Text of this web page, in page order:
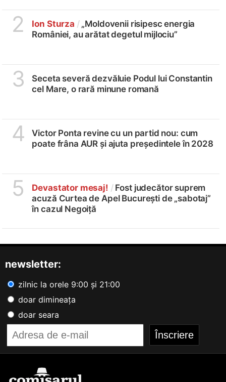
2 Ion Sturza /„Moldovenii risipesc energia
României, au arătat degetul mijlociu”
3
Seceta severă dezvăluie Podul lui Constantin
cel Mare, o rară minune romană
4
Victor Ponta revine cu un partid nou: cum
poate frâna AUR și ajuta președintele în 2028
5 Devastator mesaj! / Fost judecător suprem
acuză Curtea de Apel București de „sabotaj”
în cazul Negoiță
newsletter:
zilnic la orele 9:00 și 21:00
doar dimineața
doar seara